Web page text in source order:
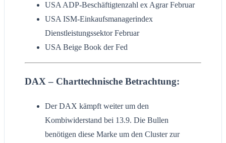
USA ADP-Beschäftigtenzahl ex Agrar Februar
USA ISM-Einkaufsmanagerindex
Dienstleistungssektor Februar
USA Beige Book der Fed
DAX – Charttechnische Betrachtung:
Der DAX kämpft weiter um den
Kombiwiderstand bei 13.9. Die Bullen
benötigen diese Marke um den Cluster zur